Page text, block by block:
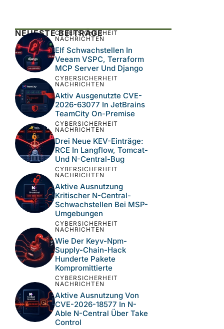
NEUESTE BEITRÄGE
CYBERSICHERHEIT
NACHRICHTEN
Elf Schwachstellen In
Veeam VSPC, Terraform
MCP Server Und Django
CYBERSICHERHEIT
NACHRICHTEN
Aktiv Ausgenutzte CVE-
2026-63077 In JetBrains
TeamCity On-Premise
CYBERSICHERHEIT
NACHRICHTEN
Drei Neue KEV-Einträge:
RCE In Langflow, Tomcat-
Und N-Central-Bug
CYBERSICHERHEIT
NACHRICHTEN
Aktive Ausnutzung
Kritischer N-Central-
Schwachstellen Bei MSP-
Umgebungen
CYBERSICHERHEIT
NACHRICHTEN
Wie Der Keyv-Npm-
Supply-Chain-Hack
Hunderte Pakete
Kompromittierte
CYBERSICHERHEIT
NACHRICHTEN
Aktive Ausnutzung Von
CVE-2026-18577 In N-
Able N-Central Über Take
Control